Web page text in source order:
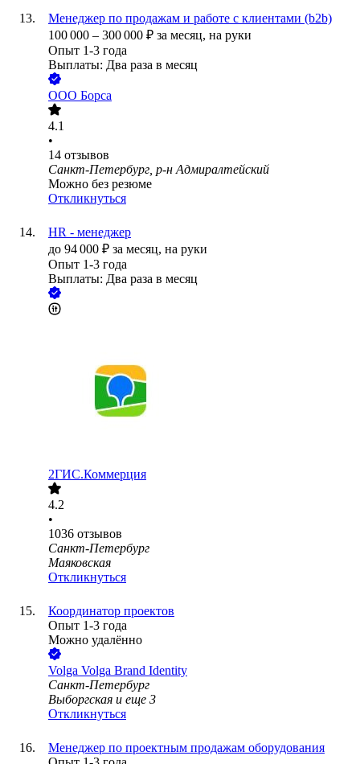
Менеджер по продажам и работе с клиентами (b2b)
100 000 – 300 000 ₽ за месяц, на руки
Опыт 1-3 года
Выплаты: Два раза в месяц
ООО Борса
4.1
•
14 отзывов
Санкт-Петербург, р-н Адмиралтейский
Можно без резюме
Откликнуться
HR - менеджер
до 94 000 ₽ за месяц, на руки
Опыт 1-3 года
Выплаты: Два раза в месяц
2ГИС.Коммерция
4.2
•
1036 отзывов
Санкт-Петербург
Маяковская
Откликнуться
Координатор проектов
Опыт 1-3 года
Можно удалённо
Volga Volga Brand Identity
Санкт-Петербург
Выборгская и еще 3
Откликнуться
Менеджер по проектным продажам оборудования